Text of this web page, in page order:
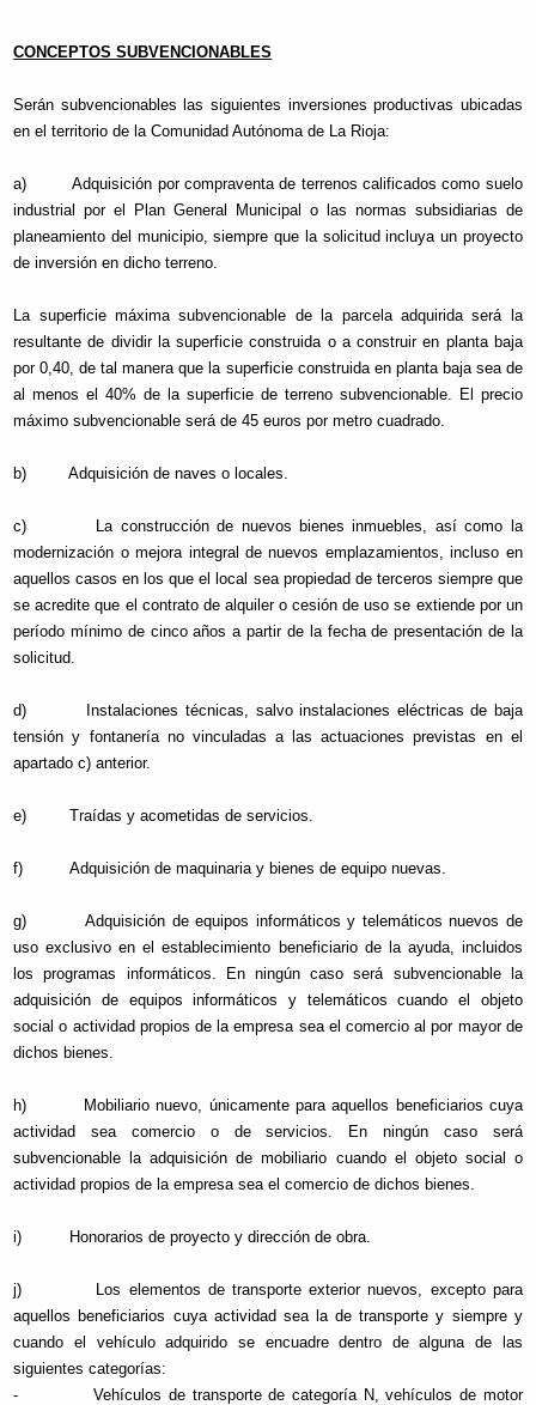
CONCEPTOS SUBVENCIONABLES
Serán subvencionables las siguientes inversiones productivas ubicadas
en el territorio de la Comunidad Autónoma de La Rioja:
a) Adquisición por compraventa de terrenos calificados como suelo
industrial por el Plan General Municipal o las normas subsidiarias de
planeamiento del municipio, siempre que la solicitud incluya un proyecto
de inversión en dicho terreno.
La superficie máxima subvencionable de la parcela adquirida será la
resultante de dividir la superficie construida o a construir en planta baja
por 0,40, de tal manera que la superficie construida en planta baja sea de
al menos el 40% de la superficie de terreno subvencionable. El precio
máximo subvencionable será de 45 euros por metro cuadrado.
b) Adquisición de naves o locales.
c) La construcción de nuevos bienes inmuebles, así como la
modernización o mejora integral de nuevos emplazamientos, incluso en
aquellos casos en los que el local sea propiedad de terceros siempre que
se acredite que el contrato de alquiler o cesión de uso se extiende por un
período mínimo de cinco años a partir de la fecha de presentación de la
solicitud.
d) Instalaciones técnicas, salvo instalaciones eléctricas de baja
tensión y fontanería no vinculadas a las actuaciones previstas en el
apartado c) anterior.
e) Traídas y acometidas de servicios.
f) Adquisición de maquinaria y bienes de equipo nuevas.
g) Adquisición de equipos informáticos y telemáticos nuevos de
uso exclusivo en el establecimiento beneficiario de la ayuda, incluidos
los programas informáticos. En ningún caso será subvencionable la
adquisición de equipos informáticos y telemáticos cuando el objeto
social o actividad propios de la empresa sea el comercio al por mayor de
dichos bienes.
h) Mobiliario nuevo, únicamente para aquellos beneficiarios cuya
actividad sea comercio o de servicios. En ningún caso será
subvencionable la adquisición de mobiliario cuando el objeto social o
actividad propios de la empresa sea el comercio de dichos bienes.
i) Honorarios de proyecto y dirección de obra.
j) Los elementos de transporte exterior nuevos, excepto para
aquellos beneficiarios cuya actividad sea la de transporte y siempre y
cuando el vehículo adquirido se encuadre dentro de alguna de las
siguientes categorías:
- Vehículos de transporte de categoría N, vehículos de motor